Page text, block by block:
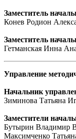
Заместитель
Конев Родион
Заместитель
Гетманская Инна
Управление
Начальник
Зиминова Татьяна
Заместители
Бутырин Владимир
Максимченко